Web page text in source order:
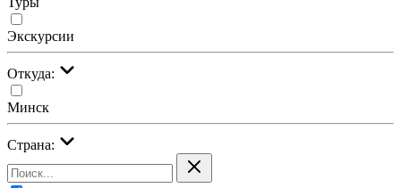
Экскурсии
Откуда:
Минск
Страна: